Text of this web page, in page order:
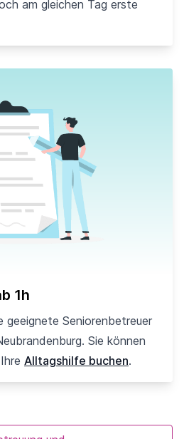
am gleichen Tag erste
1h
geeignete Seniorenbetreuer
Sie können
Alltagshilfe buchen.